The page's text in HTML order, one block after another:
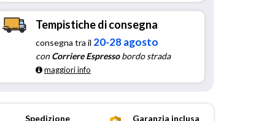
Tempistiche di consegna
consegna tra il 20-28 agosto
conCorriere Espressobordo strada
maggiori info
Spedizione
Garanzia inclusa